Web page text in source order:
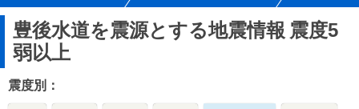
豊後水道を震源とする地震情報 震度5
弱以上
震度別：